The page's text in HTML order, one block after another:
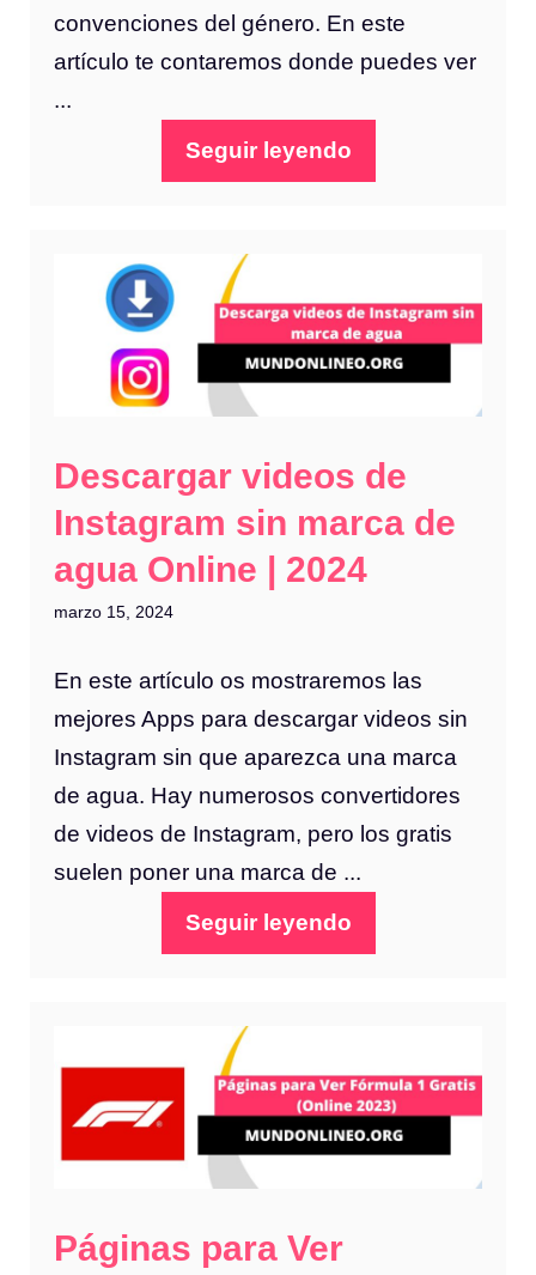
convenciones del género. En este
artículo te contaremos donde puedes ver
...
Seguir leyendo
Descargar videos de
Instagram sin marca de
agua Online | 2024
marzo 15, 2024
En este artículo os mostraremos las
mejores Apps para descargar videos sin
Instagram sin que aparezca una marca
de agua. Hay numerosos convertidores
de videos de Instagram, pero los gratis
suelen poner una marca de ...
Seguir leyendo
Páginas para Ver